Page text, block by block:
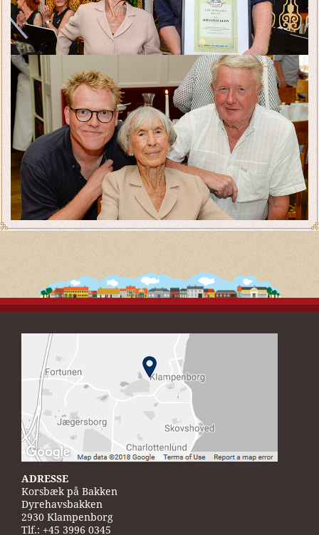
ADRESSE
Korsbæk på Bakken
Dyrehavsbakken
2930 Klampenborg
Tlf.: +45 3996 0345